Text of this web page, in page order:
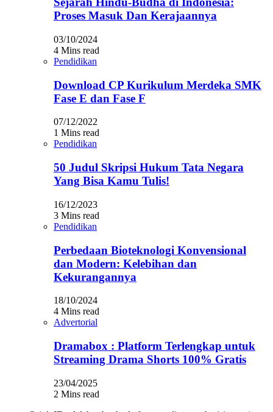
Proses Masuk Dan Kerajaannya
03/10/2024
4 Mins read
Pendidikan
Download CP Kurikulum Merdeka SMK
Fase E dan Fase F
07/12/2022
1 Mins read
Pendidikan
50 Judul Skripsi Hukum Tata Negara
Yang Bisa Kamu Tulis!
16/12/2023
3 Mins read
Pendidikan
Perbedaan Bioteknologi Konvensional
dan Modern: Kelebihan dan
Kekurangannya
18/10/2024
4 Mins read
Advertorial
Dramabox : Platform Terlengkap untuk
Streaming Drama Shorts 100% Gratis
23/04/2025
2 Mins read